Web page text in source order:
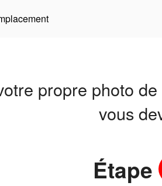
propre photo de
vous
Étape